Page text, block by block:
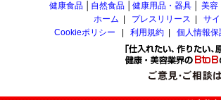
健康食品 自然食品 健康用品・器具 美容
ホーム
プレスリリース
サ
Cookieポリシー
利用規約 個人情報